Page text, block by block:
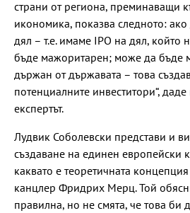
страни от региона, преминаващи
икономика, показва следното:
дял – т.е. имаме IPO на дял, който
бъде мажоритарен; може да бъде
държан от държавата – това
потенциалните инвеститори“,
експертът.
Лудвик Соболевски представи и
създаване на единен европейски
каквато е теоретичната
канцлер Фридрих Мерц. Той
правилна, но не смята, че това би